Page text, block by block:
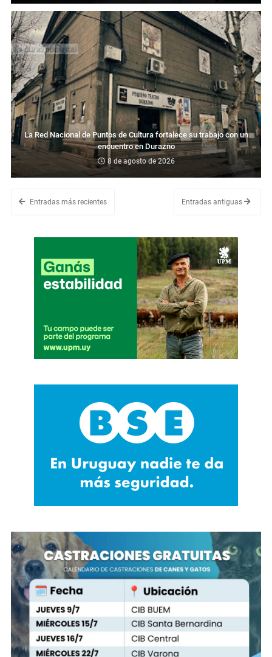
La Red Nacional de Puntos de Cultura fortalece su trabajo con un
encuentro en Durazno
8 de agosto de 2026
Entradas más recientes Entradas antiguas